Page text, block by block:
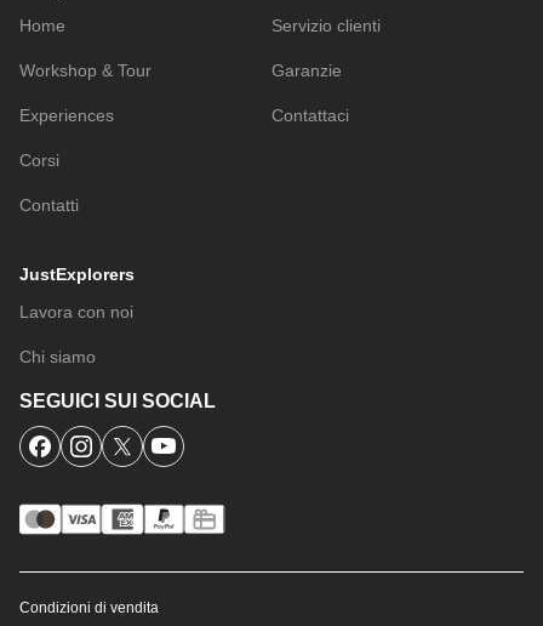
Home
Workshop & Tour
Experiences
Corsi
Contatti
Servizio clienti
Garanzie
Contattaci
JustExplorers
Lavora con noi
Chi siamo
SEGUICI SUI SOCIAL
Condizioni di vendita